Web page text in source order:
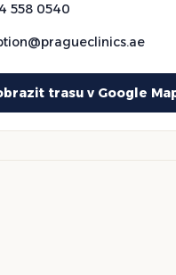
558 0540
trasu v Google